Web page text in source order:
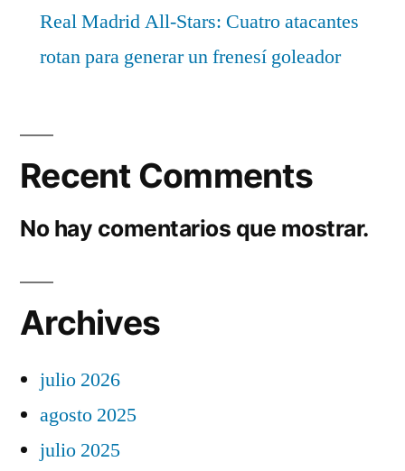
Real Madrid All-Stars: Cuatro atacantes
rotan para generar un frenesí goleador
Recent Comments
No hay comentarios que mostrar.
Archives
julio 2026
agosto 2025
julio 2025